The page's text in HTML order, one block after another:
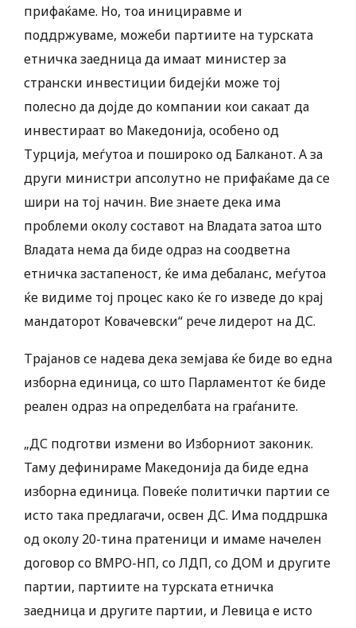
прифаќаме. Но, тоа инициравме и
поддржуваме, можеби партиите на турската
етничка заедница да имаат министер за
странски инвестиции бидејќи може тој
полесно да дојде до компании кои сакаат да
инвестираат во Македонија, особено од
Турција, меѓутоа и пошироко од Балканот. А за
други министри апсолутно не прифаќаме да се
шири на тој начин. Вие знаете дека има
проблеми околу составот на Владата затоа што
Владата нема да биде одраз на соодветна
етничка застапеност, ќе има дебаланс, меѓутоа
ќе видиме тој процес како ќе го изведе до крај
мандаторот Ковачевски“ рече лидерот на ДС.
Трајанов се надева дека земјава ќе биде во една
изборна единица, со што Парламентот ќе биде
реален одраз на определбата на граѓаните.
„ДС подготви измени во Изборниот законик.
Таму дефинираме Македонија да биде една
изборна единица. Повеќе политички партии се
исто така предлагачи, освен ДС. Има поддршка
од околу 20-тина пратеници и имаме начелен
договор со ВМРО-НП, со ЛДП, со ДОМ и другите
партии, партиите на турската етничка
заедница и другите партии, и Левица е исто